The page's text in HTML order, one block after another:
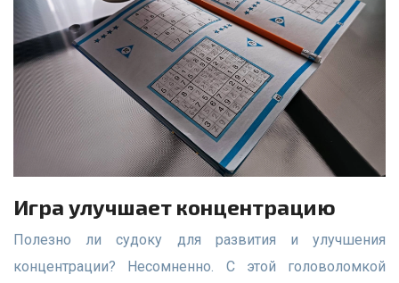
Игра улучшает концентрацию
Полезно ли судоку для развития и улучшения
концентрации? Несомненно. С этой головоломкой